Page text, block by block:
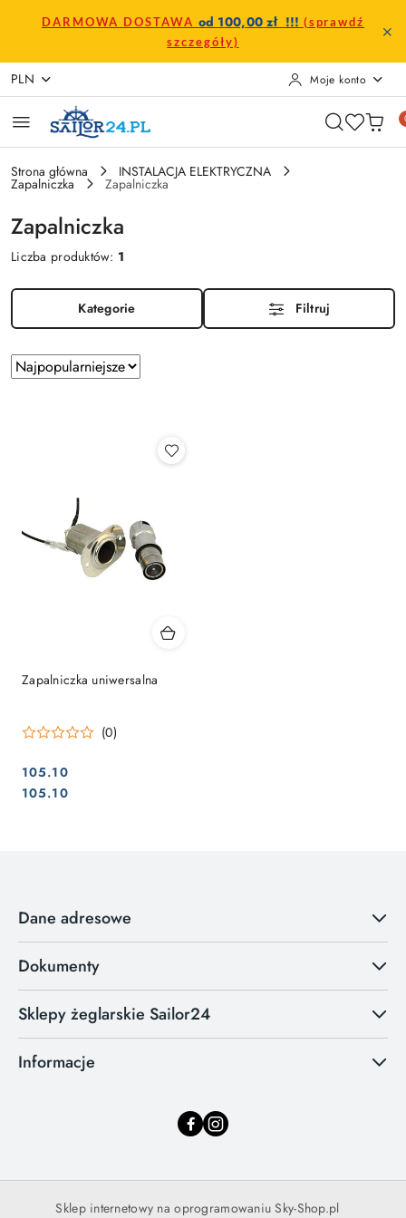
Przejdź do treści głównej
Przejdź do wyszukiwarki
Przejdź do moje konto
Przejdź do menu głównego
Przejdź do stopki
DARMOWA DOSTAWA od 100,00 zł !!! (sprawdź
szczegóły)
PLN Moje konto
Strona główna INSTALACJA ELEKTRYCZNA
Zapalniczka Zapalniczka
Zapalniczka
Liczba produktów: 1
Kategorie Filtruj
Zastosowano
sortowanie:
Sortuj
według
Zapalniczka uniwersalna
(0)
Cena:
105.10
Cena:
105.10
Dane adresowe
Dokumenty
Sklepy żeglarskie Sailor24
Informacje
Sklep internetowy na oprogramowaniu Sky-Shop.pl